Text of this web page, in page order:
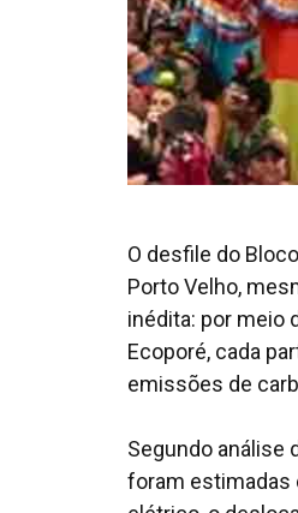
O desfile do
Porto Velho,
inédita: por meio
Ecoporé, cada
emissões de
Segundo análise
foram estimadas